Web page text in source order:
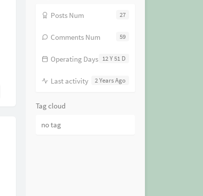
27
Posts Num
59
Comments Num
12 Y 51 D
Operating Days
2 Years Ago
Last activity
Tag cloud
no tag